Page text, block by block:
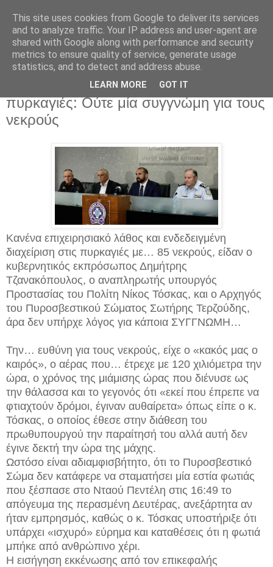
Σάββατο 28 Ιουλίου 2018
Συνέντευξη-ύβρις από Τόσκα για τις
πυρκαγιές: Ούτε μία συγγνώμη για τους
νεκρούς
Κανένα επιχειρησιακό λάθος και ενδεδειγμένη
διαχείριση στις πυρκαγιές με… 85 νεκρούς, είδαν ο
κυβερνητικός εκπρόσωπος Δημήτρης
Τζανακόπουλος, ο αναπληρωτής υπουργός
Προστασίας του Πολίτη Νίκος Τόσκας, και ο Αρχηγός
του Πυροσβεστικού Σώματος Σωτήρης Τερζούδης,
άρα δεν υπήρχε λόγος για κάποια ΣΥΓΓΝΩΜΗ…
Την… ευθύνη για τους νεκρούς, είχε ο «κακός μας ο
καιρός», ο αέρας που… έτρεχε με 120 χιλιόμετρα την
ώρα, ο χρόνος της μιάμισης ώρας που διένυσε ως
την θάλασσα και το γεγονός ότι «εκεί που έπρεπε να
φτιαχτούν δρόμοι, έγιναν αυθαίρετα» όπως είπε ο κ.
Τόσκας, ο οποίος έθεσε στην διάθεση του
πρωθυπουργού την παραίτησή του αλλά αυτή δεν
έγινε δεκτή την ώρα της μάχης.
Ωστόσο είναι αδιαμφισβήτητο, ότι το Πυροσβεστικό
Σώμα δεν κατάφερε να σταματήσει μία εστία φωτιάς
που ξέσπασε στο Νταού Πεντέλη στις 16:49 το
απόγευμα της περασμένη Δευτέρας, ανεξάρτητα αν
ήταν εμπρησμός, καθώς ο κ. Τόσκας υποστήριξε ότι
υπάρχει «ισχυρό» εύρημα και καταθέσεις ότι η φωτιά
μπήκε από ανθρώπινο χέρι.
Η εισήγηση εκκένωσης από τον επικεφαλής
This site uses cookies from Google to deliver its services
and to analyze traffic. Your IP address and user-agent are
shared with Google along with performance and security
metrics to ensure quality of service, generate usage
statistics, and to detect and address abuse.
LEARN MORE GOT IT